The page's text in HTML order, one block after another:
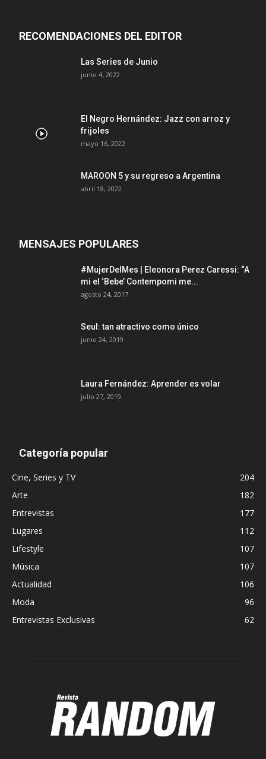
RECOMENDACIONES DEL EDITOR
Las Series de Junio
junio 4, 2022
El Negro Hernández: Jazz con arroz y
frijoles
mayo 16, 2022
MAROON 5 y su regreso a Argentina
abril 18, 2022
MENSAJES POPULARES
#MujerDelMes | Eleonora Perez Caressi: “A
mi el ‘Bebe’ Contempomi me...
agosto 24, 2017
Seul: tan atractivo como único
junio 24, 2019
Laura Fernández: Aprender es volar
julio 27, 2019
Categoría popular
Cine, Series y TV
204
Arte
182
Entrevistas
177
Lugares
112
Lifestyle
107
Música
107
Actualidad
106
Moda
96
Entrevistas Exclusivas
62